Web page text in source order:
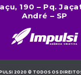
190 – Pq.
André – SP
2020 © TODOS OS